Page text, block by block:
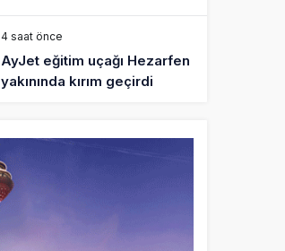
indirildi
4 saat önce
AyJet eğitim uçağı Hezarfen
yakınında kırım geçirdi
Lufthansa ilk uçağını Starlink
internetiyle donattı
20 saat önce
Norwegian Uçağına Polis